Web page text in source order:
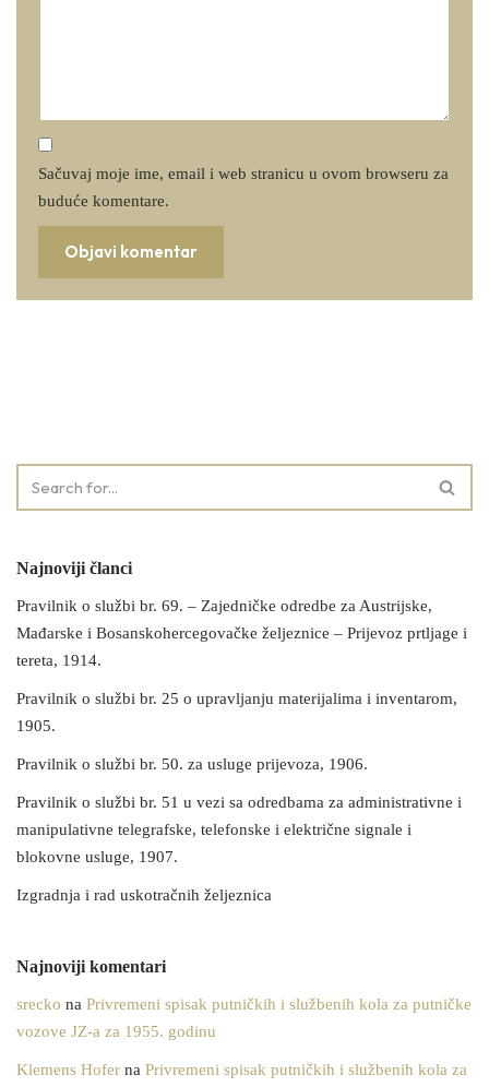
Sačuvaj moje ime, email i web stranicu u ovom browseru za
buduće komentare.
Najnoviji članci
Pravilnik o službi br. 69. – Zajedničke odredbe za Austrijske,
Mađarske i Bosanskohercegovačke željeznice – Prijevoz prtljage i
tereta, 1914.
Pravilnik o službi br. 25 o upravljanju materijalima i inventarom,
1905.
Pravilnik o službi br. 50. za usluge prijevoza, 1906.
Pravilnik o službi br. 51 u vezi sa odredbama za administrativne i
manipulativne telegrafske, telefonske i električne signale i
blokovne usluge, 1907.
Izgradnja i rad uskotračnih željeznica
Najnoviji komentari
srecko na Privremeni spisak putničkih i službenih kola za putničke
vozove JZ-a za 1955. godinu
Klemens Hofer na Privremeni spisak putničkih i službenih kola za